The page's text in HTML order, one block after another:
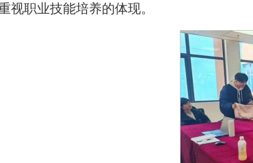
视职业技能培养的体现。